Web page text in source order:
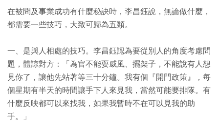
在被問及事業成功有什麼秘訣時，李昌鈺說，無論做什麼，
都需要一些技巧，大致可歸為五類。
一、是與人相處的技巧。李昌鈺認為要從別人的角度考慮問
題，體諒對方：「為官不能耍威風、擺架子，不能說有人想
見你了，讓他先站著等三十分鐘。我有個『開門政策』，每
個星期有半天的時間讓手下人來見我，當然可能要排隊。有
什麼反映都可以來找我，如果我暫時不在可以見我的助
手。」